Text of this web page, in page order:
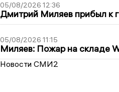
05/08/2026 12:36
Дмитрий Миляев прибыл к
05/08/2026 11:15
Миляев: Пожар на складе
Новости СМИ2